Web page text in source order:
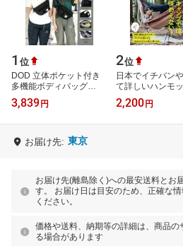
1 位
DOD 立体ポケット付き
多機能ボディバッグ
BOOK BLACK
3,839 円
2位
日本でイチバン
て詳しいハンモ
ンプの本 [ 野沢 と
2,200 円
お届け先: 東京
お届け先(離島除く)への最安送料とお
す。 お届け日は目安のため、正確な
ください。
価格や送料、納期等の詳細は、商品の
る場合があります